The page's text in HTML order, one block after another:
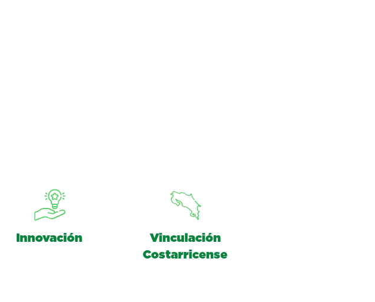
Innovación
Vinculación
Costarricense